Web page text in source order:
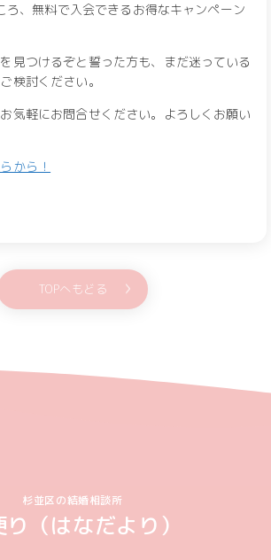
、無料で入会できるお得なキャンペーン
見つけるぞと誓った方も、まだ迷っている
検討ください。
気軽にお問合せください。よろしくお願い
から！
TOPへもどる
杉並区の結婚相談所
（はなだより）